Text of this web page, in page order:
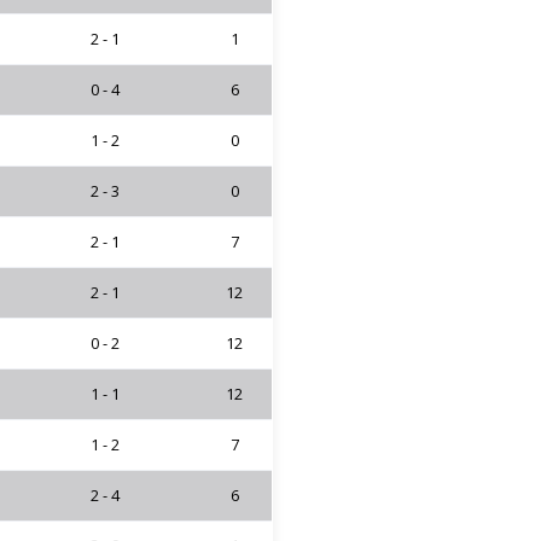
2 - 1 1
0 - 4 6
1 - 2 0
2 - 3 0
2 - 1 7
2 - 1 12
0 - 2 12
1 - 1 12
1 - 2 7
2 - 4 6